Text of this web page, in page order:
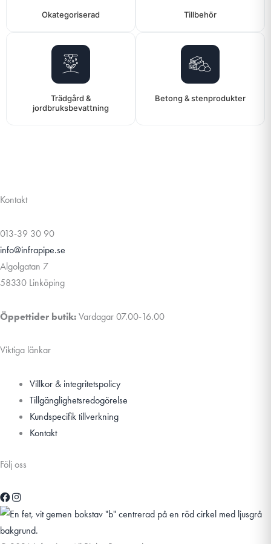
Okategoriserad Tillbehör
Trädgård &
jordbruksbevattning
Betong & stenprodukter
Kontakt
013-39 30 90
info@infrapipe.se
Algolgatan 7
58330 Linköping
Öppettider butik:Vardagar 07.00-16.00
Viktiga länkar
Villkor & integritetspolicy
Tillgänglighetsredogörelse
Kundspecifik tillverkning
Kontakt
Följ oss